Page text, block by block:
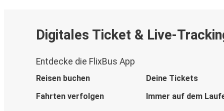
Digitales Ticket & Live-
Entdecke die FlixBus App
Reisen buchen
Deine Tickets
Fahrten verfolgen
Immer auf dem